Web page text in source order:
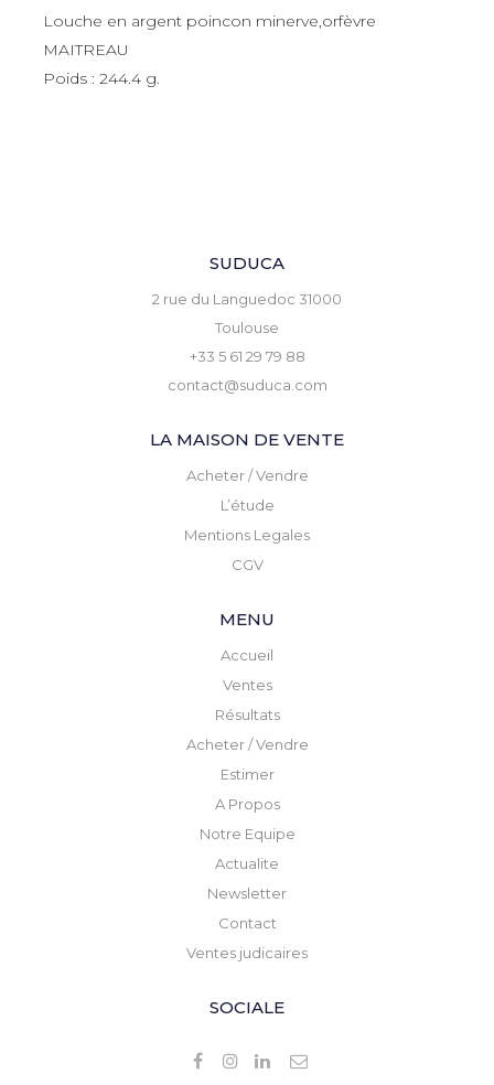
Louche en argent poincon minerve,orfèvre
MAITREAU
Poids : 244.4 g.
SUDUCA
2 rue du Languedoc 31000
Toulouse
+33 5 61 29 79 88
contact@suduca.com
LA MAISON DE VENTE
Acheter / Vendre
L’étude
Mentions Legales
CGV
MENU
Accueil
Ventes
Résultats
Acheter / Vendre
Estimer
A Propos
Notre Equipe
Actualite
Newsletter
Contact
Ventes judicaires
SOCIALE